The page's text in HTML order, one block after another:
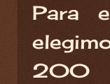
Para
200